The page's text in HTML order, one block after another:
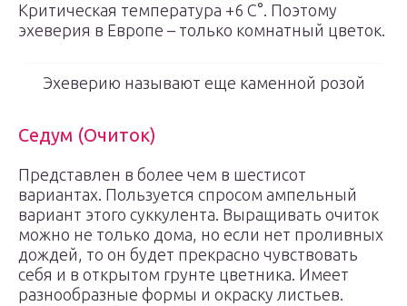
Критическая температура +6 С°. Поэтому
эхеверия в Европе – только комнатный цветок.
Эхеверию называют еще каменной розой
Седум (Очиток)
Представлен в более чем в шестисот
вариантах. Пользуется спросом ампельный
вариант этого суккулента. Выращивать очиток
можно не только дома, но если нет проливных
дождей, то он будет прекрасно чувствовать
себя и в открытом грунте цветника. Имеет
разнообразные формы и окраску листьев.